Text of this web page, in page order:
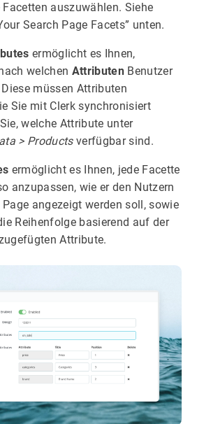
auszuwählen. Siehe
Search Page Facets” unten.
ermöglicht es Ihnen,
welchen AttributenBenutzer
müssen Attributen
Sie mit Clerk synchronisiert
welche Attribute unter
> Productsverfügbar sind.
ermöglicht es Ihnen, jede Facette
anzupassen, wie er den Nutzern
angezeigt werden soll, sowie
Reihenfolge basierend auf der
Attribute.